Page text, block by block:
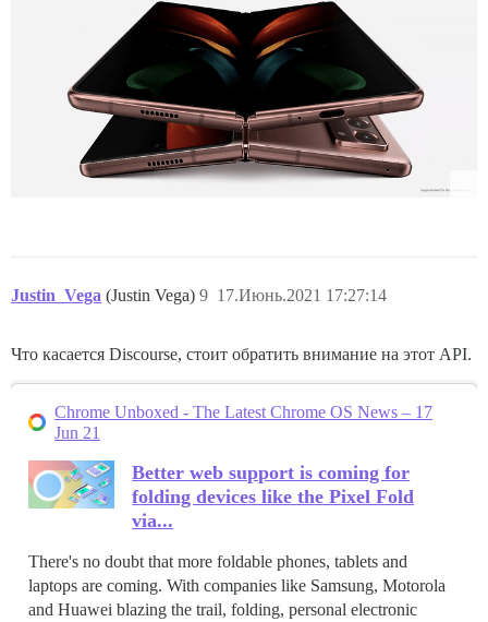
Justin_Vega (Justin Vega) 17.Июнь.2021 17:27:14
9
Что касается Discourse, стоит обратить внимание на этот API.
Chrome Unboxed - The Latest Chrome OS News – 17
Jun 21
Better web support is coming for
folding devices like the Pixel Fold
via...
There's no doubt that more foldable phones, tablets and
laptops are coming. With companies like Samsung, Motorola
and Huawei blazing the trail, folding, personal electronic